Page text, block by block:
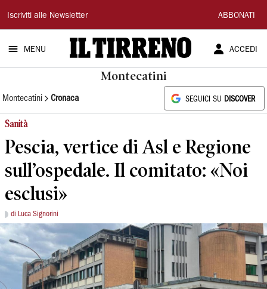
Il
Tirreno
Iscriviti alle Newsletter ABBONATI
MENU ACCEDI
Montecatini
Montecatini Cronaca SEGUICI SU DISCOVER
Sanità
Pescia, vertice di Asl e Regione
sull’ospedale. Il comitato: «Noi
esclusi»
di Luca Signorini